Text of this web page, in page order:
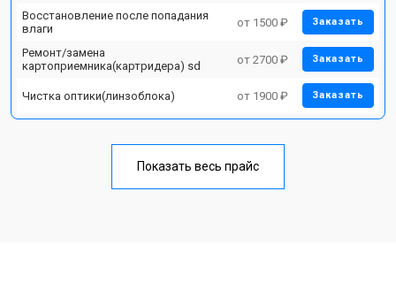
Восстановление после попадания
влаги
от 1500 ₽ Заказать
Ремонт/замена
картоприемника(картридера) sd
от 2700 ₽ Заказать
Чистка оптики(линзоблока) от 1900 ₽ Заказать
Показать весь прайс